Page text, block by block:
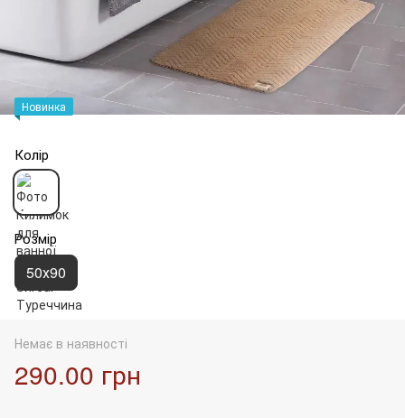
Новинка
Колір
Розмір
50х90
Немає в наявності
290.00 грн